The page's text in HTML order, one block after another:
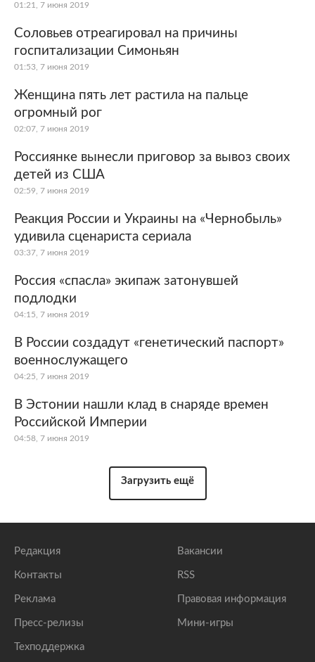
01:21, 7 июня 2019
Соловьев отреагировал на причины
госпитализации Симоньян
01:53, 7 июня 2019
Женщина пять лет растила на пальце
огромный рог
02:07, 7 июня 2019
Россиянке вынесли приговор за вывоз своих
детей из США
02:59, 7 июня 2019
Реакция России и Украины на «Чернобыль»
удивила сценариста сериала
03:37, 7 июня 2019
Россия «спасла» экипаж затонувшей
подлодки
04:15, 7 июня 2019
В России создадут «генетический паспорт»
военнослужащего
04:25, 7 июня 2019
В Эстонии нашли клад в снаряде времен
Российской Империи
04:58, 7 июня 2019
Загрузить ещё
Редакция
Контакты
Реклама
Пресс-релизы
Техподдержка
Вакансии
RSS
Правовая информация
Мини-игры